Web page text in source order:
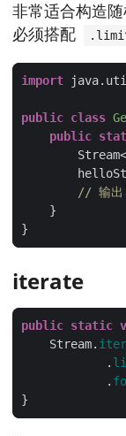
非常适合构造
必须搭配
import
public class
public
// 输
iterate
public static
    Stream.
            .
            .